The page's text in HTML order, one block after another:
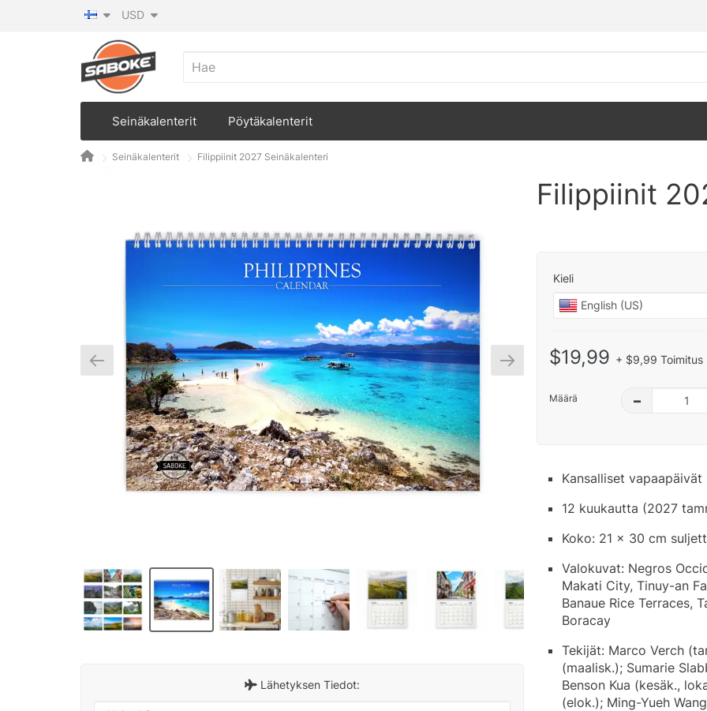
USD
Seinäkalenterit Pöytäkalenterit
Seinäkalenterit Filippiinit 2027 Seinäkalenteri
Lähetyksen Tiedot:
Filippiinit
Kieli
$19,99 + $9,99 Toimitus
Määrä –
Kansalliset
12 kuukautta (2027
Koko: 21 x 30 cm
Valokuvat: Negros
Makati City, Tinuy-an
Banaue Rice Terraces,
Boracay
Tekijät: Marco Verch
(maalisk.); Sumarie
Benson Kua (kesäk.,
(elok.); Ming-Yueh